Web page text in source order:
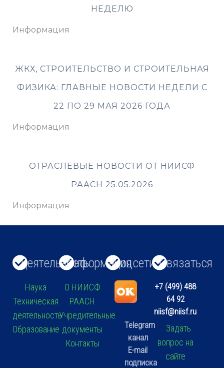
НЕДЕЛЮ
Информация
ЖКХ, СТРОИТЕЛЬСТВО И СТРОИТЕЛЬНАЯ
ФИЗИКА: ГЛАВНЫЕ НОВОСТИ НЕДЕЛИ С
22 ПО 29 МАЯ 2026 ГОДА
Информация
ОТРАСЛЕВЫЕ НОВОСТИ ОТ НИИСФ
РААСН 25.05.2026
Информация
Деятельность
Наука
Техническая
деятельность
Образование
Информация
О НИИСФ
РААСН
Учредительные
документы
Контакты
Соцсети
Telegram
канал
E-mail
подписка
Связаться
+7 (499) 488
64 92
niisf@niisf.ru
Задать
вопрос на
сайте